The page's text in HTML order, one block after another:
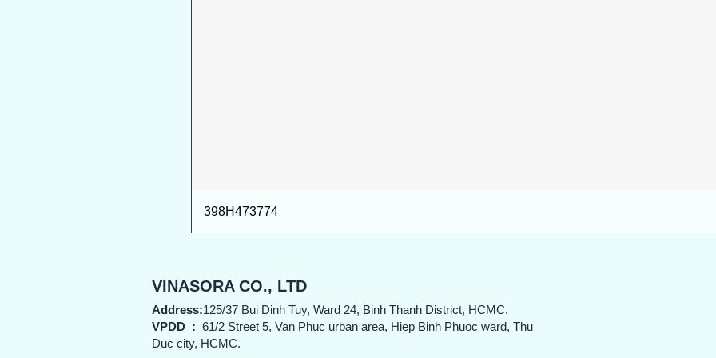
398H473774
VINASORA CO., LTD
Address:125/37 Bui Dinh Tuy, Ward 24, Binh Thanh District, HCMC.
VPDD : 61/2 Street 5, Van Phuc urban area, Hiep Binh Phuoc ward, Thu
Duc city, HCMC.